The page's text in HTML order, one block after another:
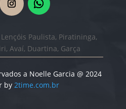
Paulista, Piratininga,
Avaí, Duartina, Garça
a Noelle Garcia @ 2024
by 2time.com.br